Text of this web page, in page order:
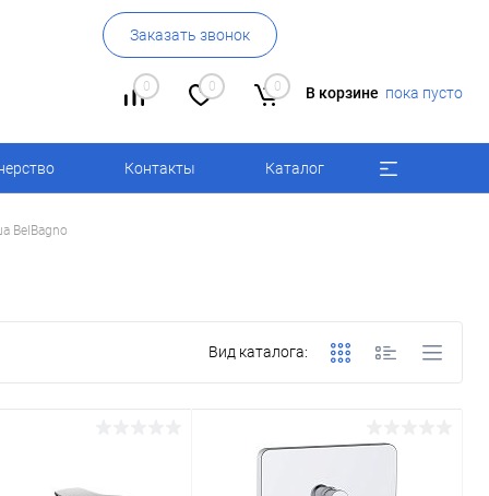
Заказать звонок
0 0 0 В корзине пока пусто
Контакты Каталог
BelBagno
Вид каталога: